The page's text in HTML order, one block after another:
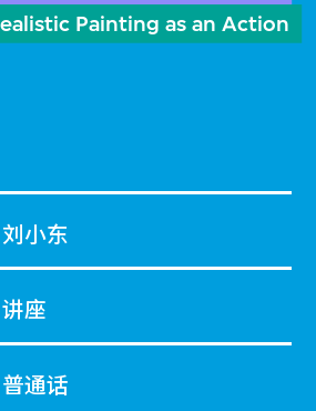
Painting as an Action
刘小东
讲座
普通话